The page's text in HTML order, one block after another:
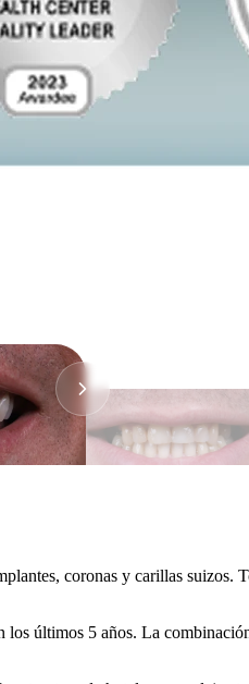
coronas y carillas suizos.
últimos 5 años. La